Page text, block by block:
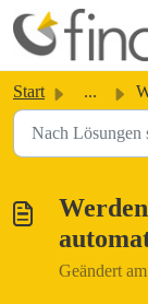
Zum
Start ...
Geändert